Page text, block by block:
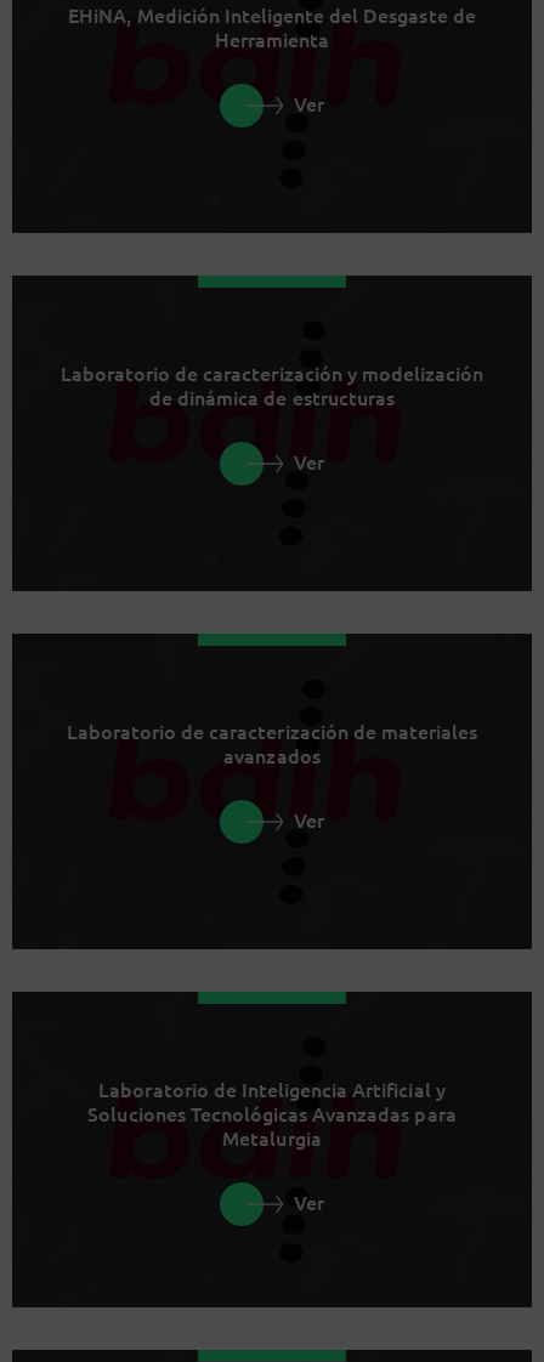
EHiNA, Medición Inteligente del Desgaste de
Herramienta
Ver
Laboratorio de caracterización y modelización
de dinámica de estructuras
Ver
Laboratorio de caracterización de materiales
avanzados
Ver
Laboratorio de Inteligencia Artificial y
Soluciones Tecnológicas Avanzadas para
Metalurgia
Ver